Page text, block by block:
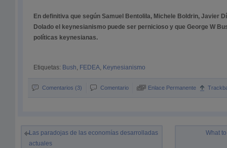
En definitiva que según Samuel Bentolila, Michele Boldrin, Javier
Dolado el keynesianismo puede ser pernicioso y que George W
políticas keynesianas.
Etiquetas: Bush, FEDEA, Keynesianismo
Comentarios (3) Comentario Enlace Permanente
Las paradojas de las economías desarrolladas
actuales
What